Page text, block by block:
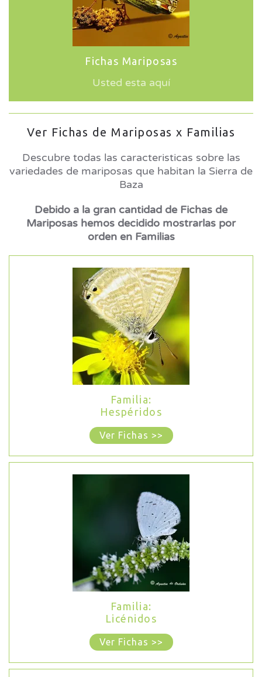
Fichas Mariposas
Usted esta aquí
Ver Fichas de Mariposas x Familias
Descubre todas las caracteristicas sobre las
variedades de mariposas que habitan la Sierra de
Baza
Debido a la gran cantidad de Fichas de
Mariposas hemos decidido mostrarlas por
orden en Familias
Familia:
Hespéridos
Ver Fichas >>
Familia:
Licénidos
Ver Fichas >>